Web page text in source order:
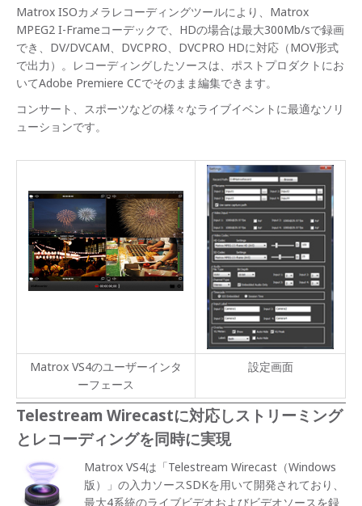
Matrox ISOカメラレコーディングツールにより、Matrox
MPEG2 I-Frameコーデックで、HDの場合は最大300Mb/sで録画
でき、DV/DVCAM、DVCPRO、DVCPRO HDに対応（MOV形式
で出力）。レコーディングしたソースは、ポストプロダクトにお
いてAdobe Premiere CCでそのまま編集できます。
コンサート、スポーツなどの様々なライブイベントに最適なソリ
ューションです。
Matrox VS4のユーザーインタ
ーフェース
設定画面
Telestream Wirecastに対応しストリーミング
とレコーディングを同時に実現
Matrox VS4は「Telestream Wirecast（Windows
版）」の入力ソースSDKを用いて開発されており、
最大4系統のライブビデオおよびビデオソースを録